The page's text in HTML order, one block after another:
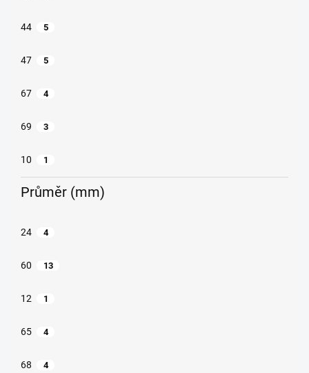
44 5
47 5
67 4
69 3
10 1
Průměr (mm)
24 4
60 13
12 1
65 4
68 4